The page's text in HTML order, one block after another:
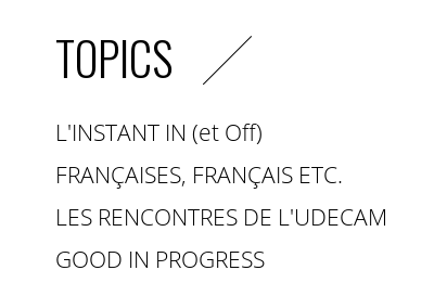
TOPICS
L'INSTANT IN (et Off)
FRANÇAISES, FRANÇAIS ETC.
LES RENCONTRES DE L'UDECAM
GOOD IN PROGRESS